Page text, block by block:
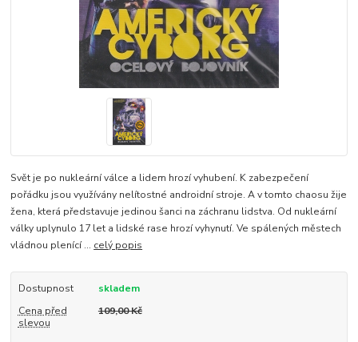
Svět je po nukleární válce a lidem hrozí vyhubení. K zabezpečení
pořádku jsou využívány nelítostné androidní stroje. A v tomto chaosu žije
žena, která představuje jedinou šanci na záchranu lidstva. Od nukleární
války uplynulo 17 let a lidské rase hrozí vyhynutí. Ve spálených městech
vládnou plenící ... celý popis
Dostupnost
skladem
Cena před
slevou
109,00 Kč